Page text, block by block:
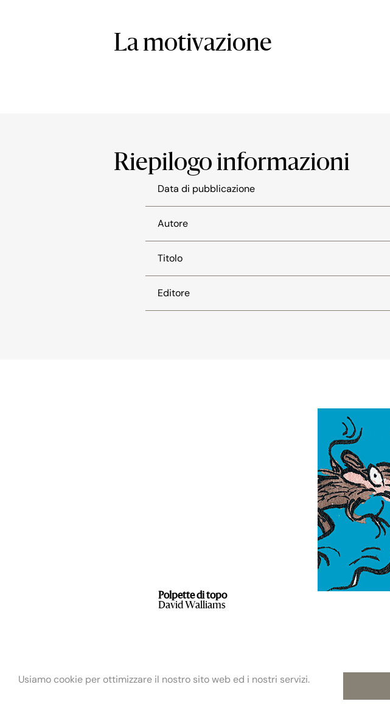
Usiamo cookie per ottimizzare il nostro sito web ed i nostri servizi.
La motivazione
Riepilogo informazioni
Data di pubblicazione
Autore
Titolo
Editore
Polpette di topo
David Walliams